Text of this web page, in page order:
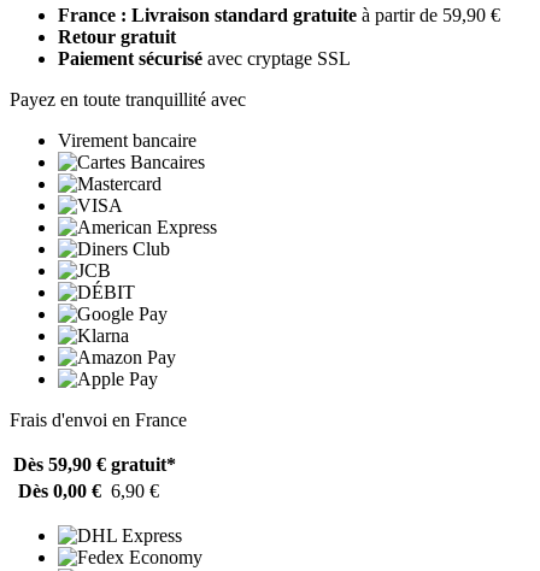
France : Livraison standard gratuite à partir de 59,90 €
Retour gratuit
Paiement sécurisé avec cryptage SSL
Payez en toute tranquillité avec
Virement bancaire
Frais d'envoi en France
Dès 59,90 € gratuit*
Dès 0,00 € 6,90 €